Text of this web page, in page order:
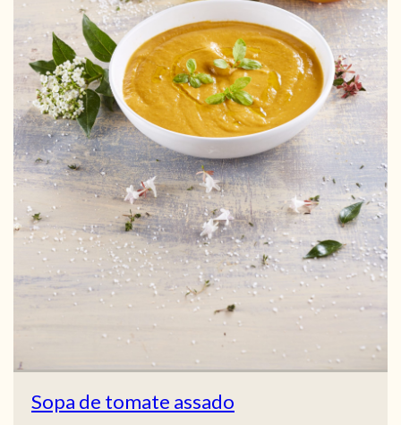
Sopa de tomate assado